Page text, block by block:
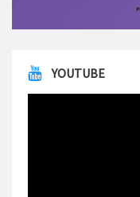
YOUTUBE